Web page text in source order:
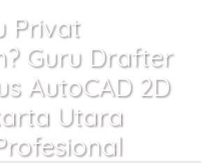
Privat
Guru Drafter
AutoCAD 2D
Utara